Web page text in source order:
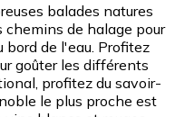
balades natures
de halage pour
bord de l'eau. Profitez
goûter les différents
profitez du savoir-
le plus proche est